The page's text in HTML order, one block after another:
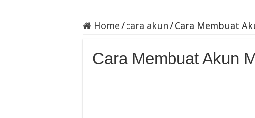
Home/cara akun /Cara Membuat
Cara Membuat Akun